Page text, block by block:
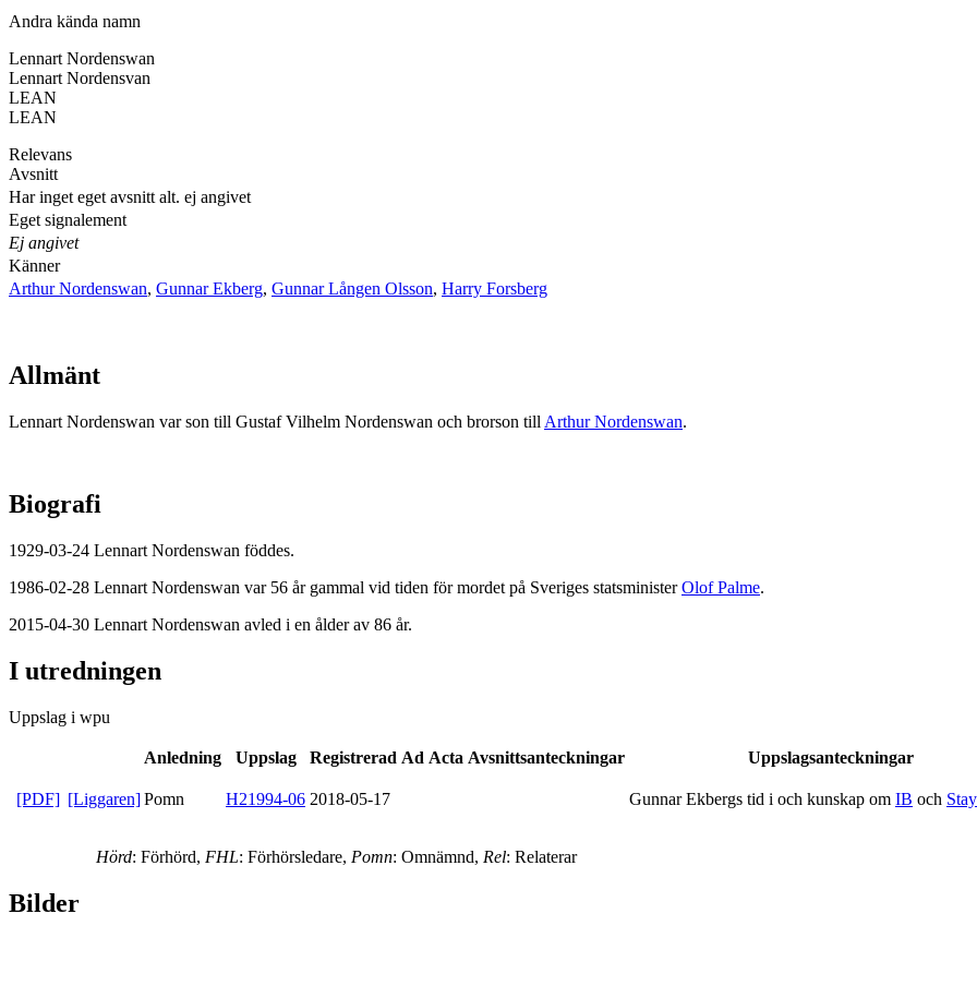
Andra kända namn
Lennart Nordenswan
Lennart Nordensvan
LEAN
LEAN
Relevans
Avsnitt
Har inget eget avsnitt alt. ej angivet
Eget signalement
Ej angivet
Känner
Arthur Nordenswan, Gunnar Ekberg, Gunnar Lången Olsson, Harry Forsberg
Allmänt
Lennart Nordenswan var son till Gustaf Vilhelm Nordenswan och brorson till Arthur Nordenswan.
Biografi
1929-03-24 Lennart Nordenswan föddes.
1986-02-28 Lennart Nordenswan var 56 år gammal vid tiden för mordet på Sveriges statsministerOlof Palme.
2015-04-30 Lennart Nordenswan avled i en ålder av 86 år.
I utredningen
Uppslag i wpu
Anledning Uppslag Registrerad Ad Acta Avsnittsanteckningar Uppslagsanteckningar
[PDF] [Liggaren]Pomn H21994-06 2018-05-17 Gunnar Ekbergs tid i och kunskap om IB och
Hörd: Förhörd, FHL: Förhörsledare, Pomn: Omnämnd, Rel: Relaterar
Bilder